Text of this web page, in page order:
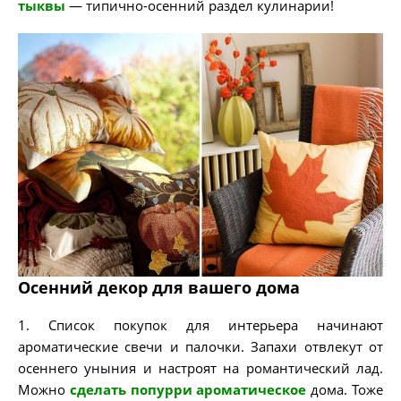
тыквы — типично-осенний раздел кулинарии!
Осенний декор для вашего дома
1. Список покупок для интерьера начинают
ароматические свечи и палочки. Запахи отвлекут от
осеннего уныния и настроят на романтический лад.
Можно сделать попурри ароматическое дома. Тоже